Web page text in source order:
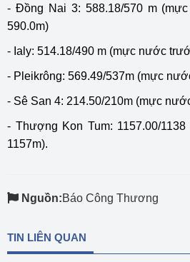
- Đồng Nai 3: 588.18/570 m
590.0m)
- Ialy: 514.18/490 m (mực nước
- Pleikrông: 569.49/537m (mực
- Sê San 4: 214.50/210m (mực
- Thượng Kon Tum: 1157.00/
1157m).
Nguồn:Báo Công Thương
TIN LIÊN QUAN